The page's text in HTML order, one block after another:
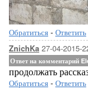
Обратиться - Ответить
ZnichKa 27-04-2015-
Ответ на комментарий
продолжать
Обратиться - Ответить